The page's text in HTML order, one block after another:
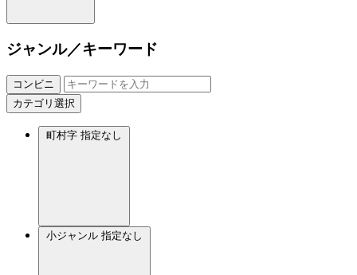
ジャンル／キーワード
コンビニ
カテゴリ選択
町村字 指定なし
小ジャンル 指定なし